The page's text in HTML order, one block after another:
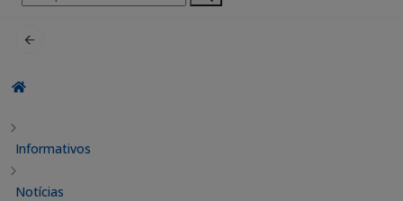
por:
Informativos
Notícias